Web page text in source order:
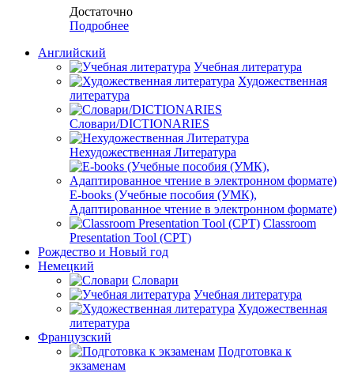
Достаточно
Подробнее
Английский
Учебная литература
Художественная
литература
Словари/DICTIONARIES
Нехудожественная Литература
E-books (Учебные пособия (УМК),
Адаптированное чтение в электронном формате)
Classroom
Presentation Tool (CPT)
Рождество и Новый год
Немецкий
Словари
Учебная литература
Художественная
литература
Французский
Подготовка к
экзаменам